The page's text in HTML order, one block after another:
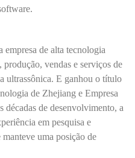
empresa de alta tecnologia
vendas e serviços de
ultrassônica. E ganhou o título
de Zhejiang e Empresa
de desenvolvimento, a
em pesquisa e
uma posição de